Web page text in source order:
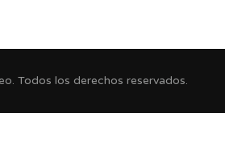
Todos los derechos reservados.